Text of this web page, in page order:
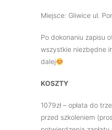
Miejsce: Gliwice ul.
Po dokonaniu zapisu
wszystkie niezbędne
dalej
KOSZTY
1079zł – opłata do
przed szkoleniem